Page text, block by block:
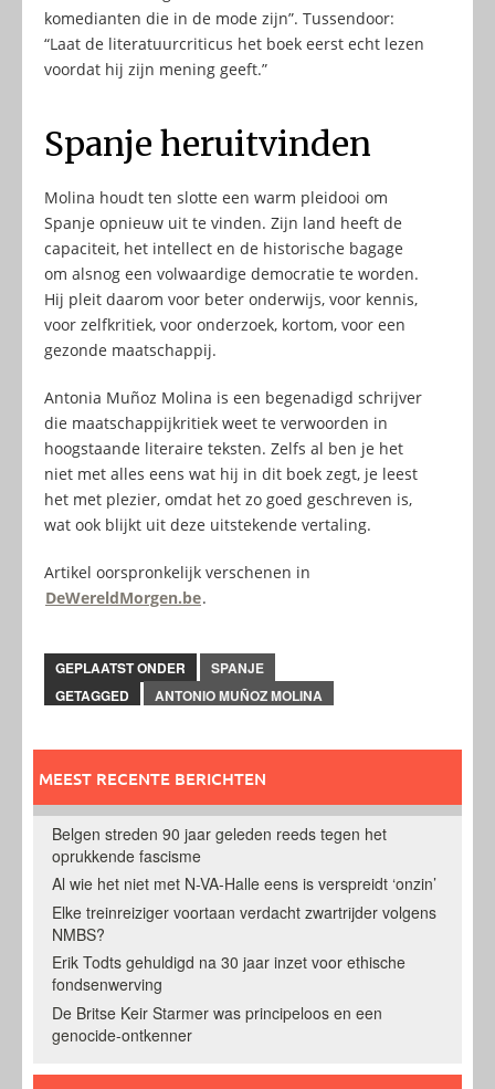
komedianten die in de mode zijn”. Tussendoor:
“Laat de literatuurcriticus het boek eerst echt lezen
voordat hij zijn mening geeft.”
Spanje heruitvinden
Molina houdt ten slotte een warm pleidooi om
Spanje opnieuw uit te vinden. Zijn land heeft de
capaciteit, het intellect en de historische bagage
om alsnog een volwaardige democratie te worden.
Hij pleit daarom voor beter onderwijs, voor kennis,
voor zelfkritiek, voor onderzoek, kortom, voor een
gezonde maatschappij.
Antonia Muñoz Molina is een begenadigd schrijver
die maatschappijkritiek weet te verwoorden in
hoogstaande literaire teksten. Zelfs al ben je het
niet met alles eens wat hij in dit boek zegt, je leest
het met plezier, omdat het zo goed geschreven is,
wat ook blijkt uit deze uitstekende vertaling.
Artikel oorspronkelijk verschenen in
DeWereldMorgen.be.
GEPLAATST ONDER
SPANJE
GETAGGED
ANTONIO MUÑOZ MOLINA
MEEST RECENTE BERICHTEN
Belgen streden 90 jaar geleden reeds tegen het
oprukkende fascisme
Al wie het niet met N-VA-Halle eens is verspreidt ‘onzin’
Elke treinreiziger voortaan verdacht zwartrijder volgens
NMBS?
Erik Todts gehuldigd na 30 jaar inzet voor ethische
fondsenwerving
De Britse Keir Starmer was principeloos en een
genocide-ontkenner